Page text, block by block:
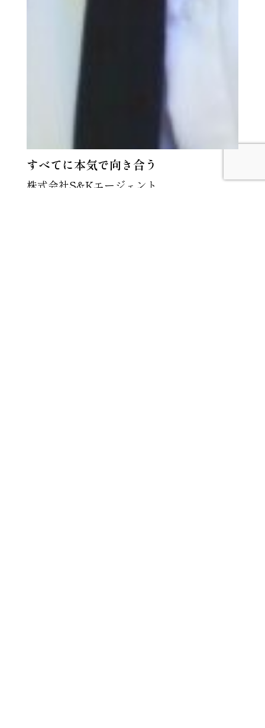
すべてに本気で向き合う
株式会社S&Kエージェント